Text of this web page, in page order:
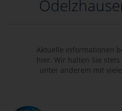
Aktuelle Informationen
hier. Wir halten Sie
unter anderem mit